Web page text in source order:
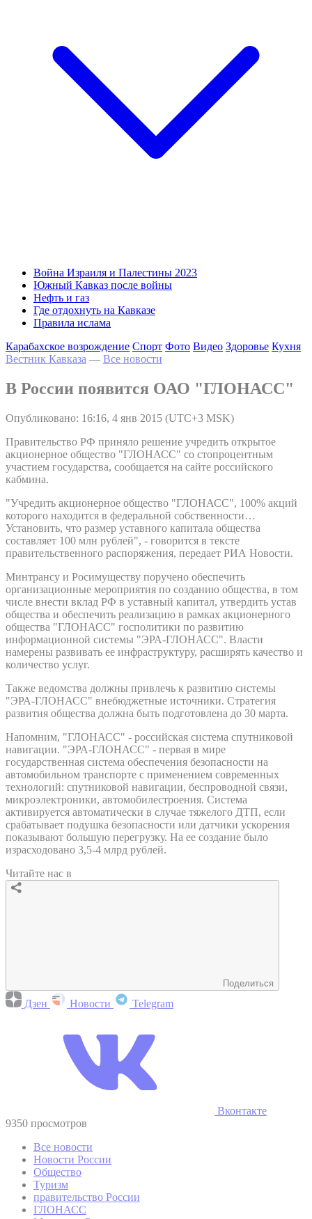
Война Израиля и Палестины 2023
Южный Кавказ после войны
Нефть и газ
Где отдохнуть на Кавказе
Правила ислама
Карабахское возрождение Спорт Фото Видео Здоровье Кухня
Вестник Кавказа — Все новости
В России появится ОАО "ГЛОНАСС"
Опубликовано: 16:16, 4 янв 2015 (UTC+3 MSK)
Правительство РФ приняло решение учредить открытое
акционерное общество "ГЛОНАСС" со стопроцентным
участием государства, сообщается на сайте российского
кабмина.
"Учредить акционерное общество "ГЛОНАСС", 100% акций
которого находится в федеральной собственности…
Установить, что размер уставного капитала общества
составляет 100 млн рублей", - говорится в тексте
правительственного распоряжения, передает РИА Новости.
Минтрансу и Росимуществу поручено обеспечить
организационные мероприятия по созданию общества, в том
числе внести вклад РФ в уставный капитал, утвердить устав
общества и обеспечить реализацию в рамках акционерного
общества "ГЛОНАСС" госполитики по развитию
информационной системы "ЭРА-ГЛОНАСС". Власти
намерены развивать ее инфраструктуру, расширять качество и
количество услуг.
Также ведомства должны привлечь к развитию системы
"ЭРА-ГЛОНАСС" внебюджетные источники. Стратегия
развития общества должна быть подготовлена до 30 марта.
Напомним, "ГЛОНАСС" - российская система спутниковой
навигации. "ЭРА-ГЛОНАСС" - первая в мире
государственная система обеспечения безопасности на
автомобильном транспорте с применением современных
технологий: спутниковой навигации, беспроводной связи,
микроэлектроники, автомобилестроения. Система
активируется автоматически в случае тяжелого ДТП, если
срабатывает подушка безопасности или датчики ускорения
показывают большую перегрузку. На ее создание было
израсходовано 3,5-4 млрд рублей.
Читайте нас в
Поделиться
Дзен Новости Telegram
Вконтакте
9350 просмотров
Все новости
Новости России
Общество
Туризм
правительство России
ГЛОНАСС